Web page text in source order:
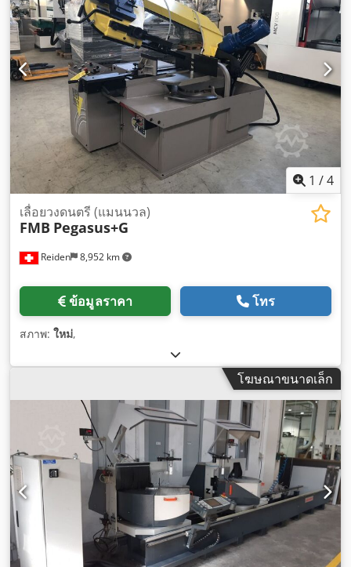
1 /4
Reiden 8,952 km
เลื่อยวงดนตรี (แมนนวล)
FMB Pegasus+G
ข้อมูลราคา โทร
สภาพ: ใหม่,
โฆษณาขนาดเล็ก